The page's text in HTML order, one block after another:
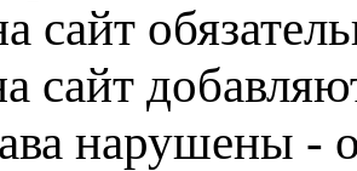
сайт
сайт
нарушены -